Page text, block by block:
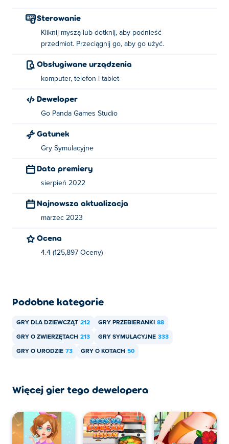
Sterowanie
Kliknij myszą lub dotknij, aby podnieść
przedmiot. Przeciągnij go, aby go użyć.
Obsługiwane urządzenia
komputer, telefon i tablet
Deweloper
Go Panda Games Studio
Gatunek
Gry Symulacyjne
Data premiery
sierpień 2022
Najnowsza aktualizacja
marzec 2023
Ocena
4.4 (125,897 Oceny)
Podobne kategorie
GRY DLA DZIEWCZĄT 212 GRY PRZEBIERANKI 88
GRY O ZWIERZĘTACH 213 GRY SYMULACYJNE 333
GRY O URODZIE 73 GRY O KOTACH 50
Więcej gier tego dewelopera